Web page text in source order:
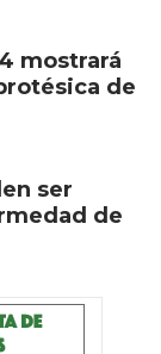
mostrará
de
ser
de